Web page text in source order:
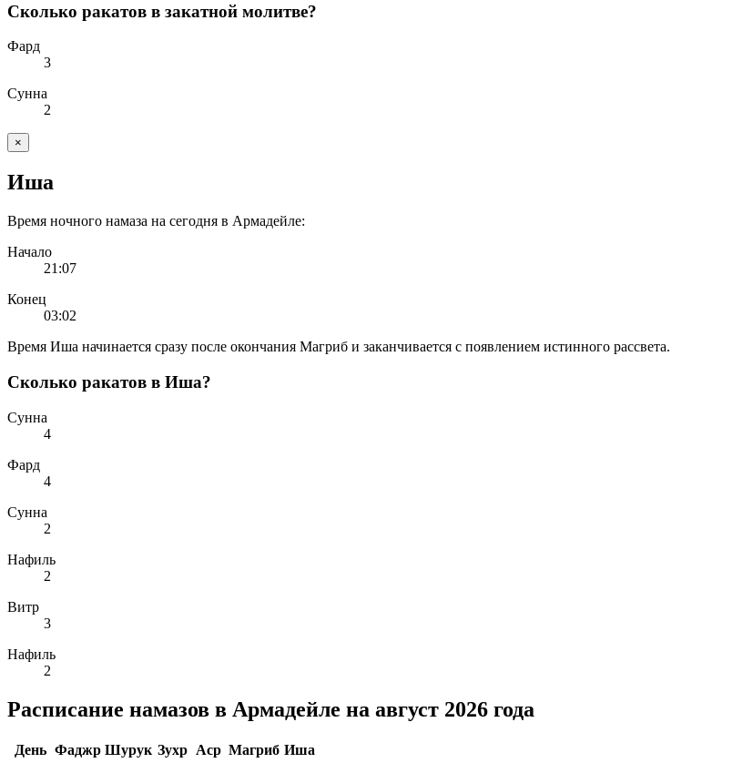
Сколько ракатов в закатной молитве?
Фард
3
Сунна
2
×
Иша
Время ночного намаза на сегодня в Армадейле:
Начало
21:07
Конец
03:02
Время Иша начинается сразу после окончания Магриб и заканчивается с появлением истинного рассвета.
Сколько ракатов в Иша?
Сунна
4
Фард
4
Сунна
2
Нафиль
2
Витр
3
Нафиль
2
Расписание намазов в Армадейле на август 2026 года
День Фаджр Шурук Зухр Аср Магриб Иша